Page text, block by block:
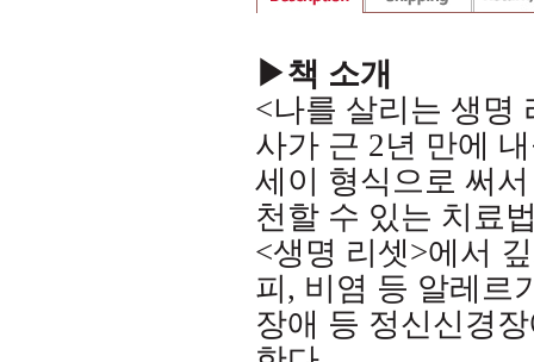
▶책 소개
<나를 살리는 생명
사가 근 2년 만에
세이 형식으로 써
천할 수 있는 치료
<생명 리셋>에서
피 , 비염 등 알레르
장애 등 정신신경